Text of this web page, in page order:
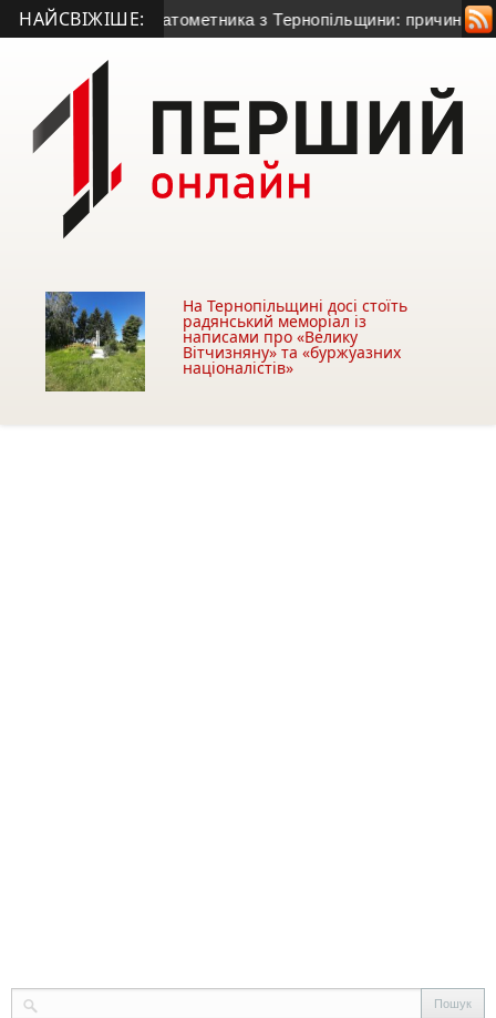
НАЙСВІЖІШЕ:
річного гранатометника з Тернопільщини: причина смерті
На Тернопільщині досі стоїть
радянський меморіал із
написами про «Велику
Вітчизняну» та «буржуазних
націоналістів»